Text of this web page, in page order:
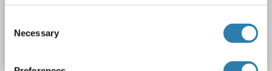
Selection
Necessary